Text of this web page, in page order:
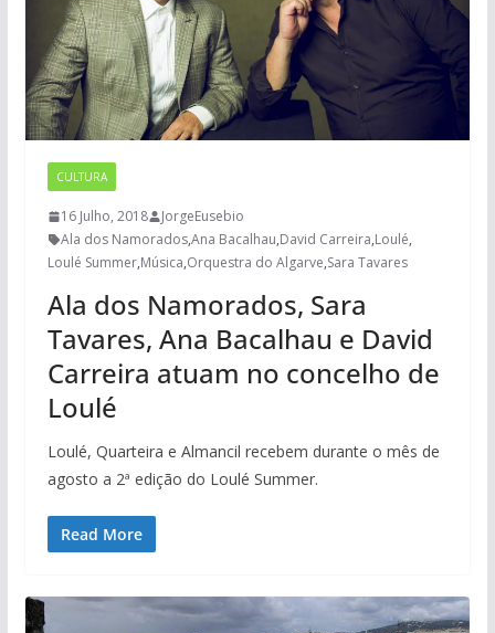
CULTURA
16 Julho, 2018
JorgeEusebio
Ala dos Namorados,Ana Bacalhau,David Carreira,Loulé,
Loulé Summer,Música,Orquestra do Algarve,Sara Tavares
Ala dos Namorados, Sara
Tavares, Ana Bacalhau e David
Carreira atuam no concelho de
Loulé
Loulé, Quarteira e Almancil recebem durante o mês de
agosto a 2ª edição do Loulé Summer.
Read More